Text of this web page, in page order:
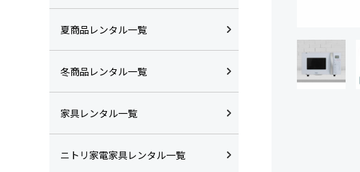
夏商品レンタル一覧
冬商品レンタル一覧
家具レンタル一覧
ニトリ家電家具レンタル一覧